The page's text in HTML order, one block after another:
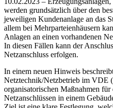
werden grundsätzlich über den
jeweiligen Kundenanlage an das
allem bei Mehrparteienhäusern
Anlagen an einen vorhandenen
In diesen Fällen kann der
Netzanschluss erfolgen.
In einem neuen Hinweis
Netztechnik/Netzbetrieb im VDE
organisatorischen Maßnahmen
Netzanschlüssen in einem